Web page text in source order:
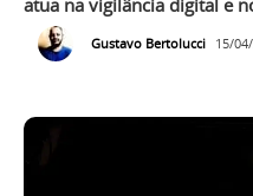
atua na vigilância digital e
Gustavo Bertolucci 15/